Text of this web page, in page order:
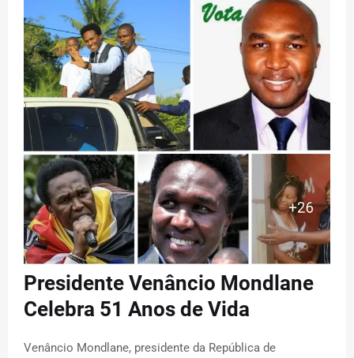
Presidente Venâncio Mondlane
Celebra 51 Anos de Vida
Venâncio Mondlane, presidente da República de